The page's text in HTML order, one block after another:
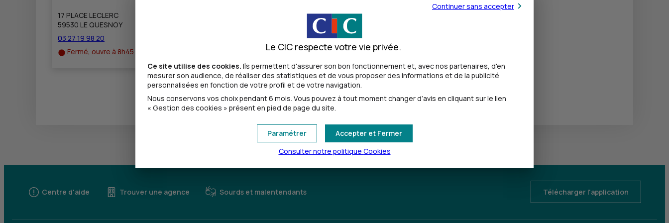
17 PLACE LECLERC
59530 LE QUESNOY
03 27 19 98 20
Fermé, ouvre à 8h45
Toutes les localités
Centre d'aide Trouver une agence Sourds et malentendants Télécharger l'application
Continuer sans accepter
Le CIC respecte votre vie privée.
Ce site utilise des cookies. Ils permettent d'assurer son bon fonctionnement et, avec nos partenaires, d'en
mesurer son audience, de réaliser des statistiques et de vous proposer des informations et de la publicité
personnalisées en fonction de votre profil et de votre navigation.
Nous conservons vos choix pendant 6 mois. Vous pouvez à tout moment changer d’avis en cliquant sur le lien
« Gestion des cookies » présent en pied de page du site.
Accepter et Fermer
Paramétrer
Consulter notre politique Cookies